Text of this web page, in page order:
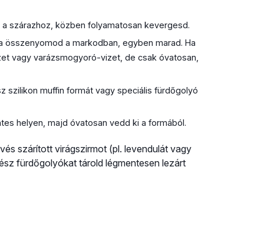
szárazhoz, közben folyamatosan kevergesd.
a markodban, egyben marad. Ha
vagy varázsmogyoró-vizet, de csak óvatosan,
szilikon muffin formát vagy speciális fürdőgolyó
helyen, majd óvatosan vedd ki a formából.
szárított virágszirmot (pl. levendulát vagy
fürdőgolyókat tárold légmentesen lezárt